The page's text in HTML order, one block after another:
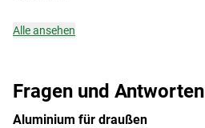
Fragen und Antworten
Aluminium für draußen
Alle ansehen